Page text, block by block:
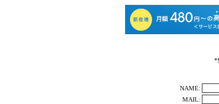
*
NAME:
MAIL: